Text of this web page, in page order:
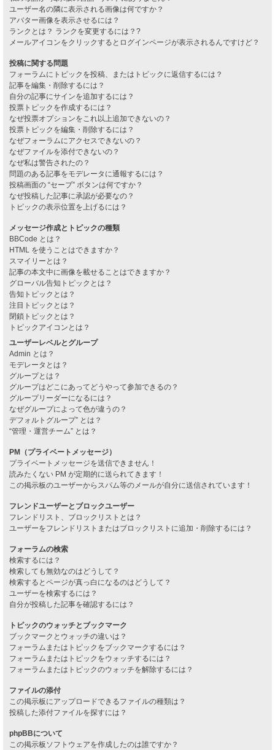
ユーザー名の隣に表示される画像は何ですか？
アバター画像を表示させるには？
ランクとは？ ランクを変更するには？?
メールアイコンをクリックするとログインページが表示されるんですけど？
投稿に関する問題
フォーラムにトピックを投稿、またはトピックに返信するには？
記事を編集・削除するには？
自分の記事にサインを追加するには？
投票トピックを作成するには？
なぜ投票オプションをこれ以上追加できないの？
投票トピックを編集・削除するには？
なぜフォーラムにアクセスできないの？
なぜファイルを添付できないの？
なぜ私は警告されたの？
問題のある記事をモデレータに通報するには？
投稿画面の “セーブ” ボタンは何ですか？
なぜ投稿した記事に承認が必要なの？
トピックの表示位置を上げるには？
メッセージ作成とトピックの種類
BBCode とは？
HTML を使うことはできますか？
スマイリーとは？
記事の本文中に画像を載せることはできますか？
グローバル告知トピックとは？
告知トピックとは？
注目トピックとは？
閉鎖トピックとは？
トピックアイコンとは？
ユーザーレベルとグループ
Admin とは？
モデレータとは？
グループとは？
グループはどこにあってどうやって参加できるの？
グループリーダーになるには？
なぜグループによって色が違うの？
デフォルトグループ” とは？
“管理・運営チーム” とは？
PM（プライベートメッセージ）
プライベートメッセージを送信できません！
読みたくない PM が定期的に送られてきます！
この掲示板のユーザーからスパム等のメールが自分に送信されています！
フレンドユーザーとブロックユーザー
フレンドリスト、ブロックリストとは？
ユーザーをフレンドリストまたはブロックリストに追加・削除するには？
フォーラムの検索
検索するには？
検索しても無効なのはどうして？
検索するとページが真っ白になるのはどうして？
ユーザーを検索するには？
自分が投稿した記事を確認するには？
トピックのウォッチとブックマーク
ブックマークとウォッチの違いは？
フォーラムまたはトピックをブックマークするには？
フォーラムまたはトピックをウォッチするには？
フォーラムまたはトピックのウォッチを解除するには？
ファイルの添付
この掲示板にアップロードできるファイルの種類は？
投稿した添付ファイルを探すには？
phpBBについて
この掲示板ソフトウェアを作成したのは誰ですか？